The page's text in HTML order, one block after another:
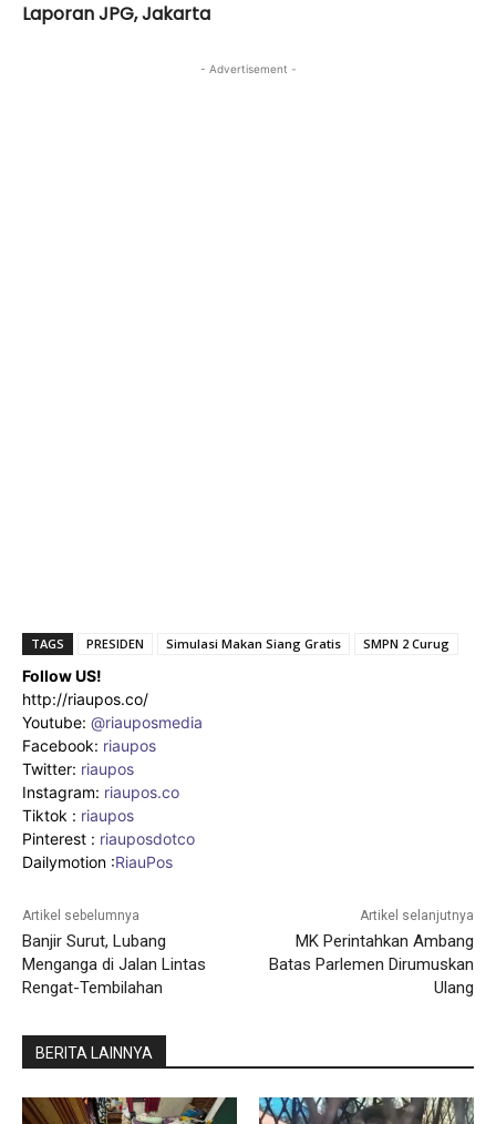
Laporan JPG, Jakarta
- Advertisement -
TAGS PRESIDEN Simulasi Makan Siang Gratis SMPN 2 Curug
Follow US!
http://riaupos.co/
Youtube: @riauposmedia
Facebook: riaupos
Twitter: riaupos
Instagram: riaupos.co
Tiktok : riaupos
Pinterest : riauposdotco
Dailymotion :RiauPos
Artikel sebelumnya
Banjir Surut, Lubang
Menganga di Jalan Lintas
Rengat-Tembilahan
Artikel selanjutnya
MK Perintahkan Ambang
Batas Parlemen Dirumuskan
Ulang
BERITA LAINNYA